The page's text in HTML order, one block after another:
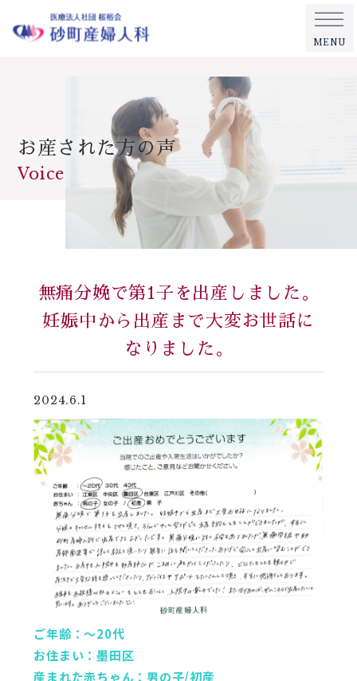
MENU
お産された方の声
Voice
無痛分娩で第1子を出産しました。
妊娠中から出産まで大変お世話に
なりました。
2024.6.1
ご年齢：〜20代
お住まい：墨田区
産まれた赤ちゃん：男の子/初産